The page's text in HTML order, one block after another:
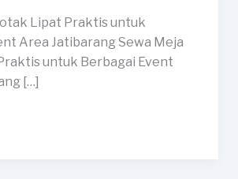
Lipat Praktis untuk
Area Jatibarang Sewa Meja
untuk Berbagai Event
[…]